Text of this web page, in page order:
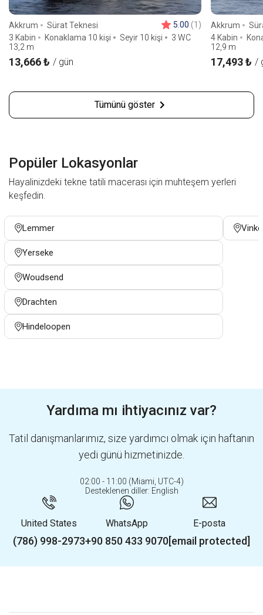
Akkrum
Sürat Teknesi
3 Kabin
Konaklama 10 kişi Seyir 10 kişi
3 WC
13,2 m
13,666 ₺ / gün
5.00 (1) Akkrum
4 Kabin
12,9 m
17,493 ₺ /
Tümünü göster
Popüler Lokasyonlar
Hayalinizdeki tekne tatili macerası için muhteşem yerleri
keşfedin.
Lemmer
Yerseke
Woudsend
Drachten
Hindeloopen
Yardıma mı ihtiyacınız var?
Tatil danışmanlarımız, size yardımcı olmak için haftanın
yedi günü hizmetinizde.
02:00 - 11:00 (Miami, UTC-4)
Desteklenen diller: English
United States
(786) 998-2973
WhatsApp
+90 850 433 9070
E-posta
[email protected]